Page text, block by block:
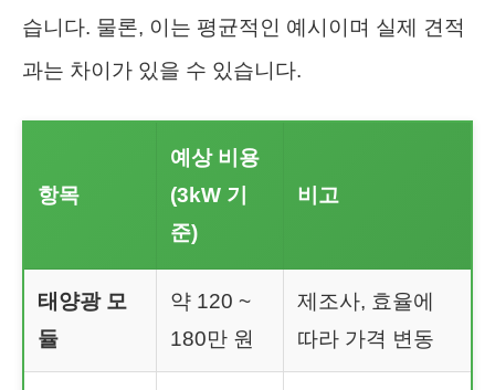
습니다. 물론, 이는 평균적인 예시이며 실제 견적
과는 차이가 있을 수 있습니다.
항목
예상 비용
(3kW 기
준)
비고
태양광 모
듈
약 120 ~
180만 원
제조사, 효율에
따라 가격 변동